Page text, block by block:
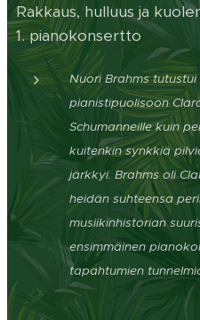
Rakkaus, hulluus ja
1. pianokonsertto
Nuori Brahms
pianistipuolisoon
Schumanneille kuin
kuitenkin synkkiä
järkkyi. Brahms oli
heidän suhteensa
musiikinhistorian
ensimmäinen
tapahtumien